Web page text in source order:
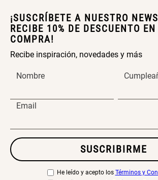
¡SUSCRÍBETE A NUESTRO
RECIBE 10% DE DESCUENTO
COMPRA!
Recibe inspiración, novedades y más
Nombre
Email
SUSCRIBIRME
He leído y acepto los Términos y